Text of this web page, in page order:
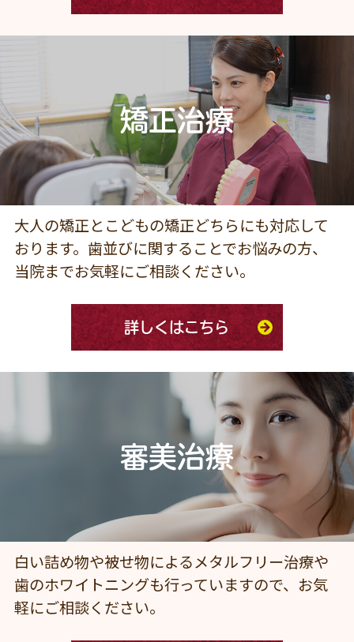
矯正治療
大人の矯正とこどもの矯正どちらにも対応して
おります。歯並びに関することでお悩みの方、
当院までお気軽にご相談ください。
詳しくはこちら
審美治療
白い詰め物や被せ物によるメタルフリー治療や
歯のホワイトニングも行っていますので、お気
軽にご相談ください。